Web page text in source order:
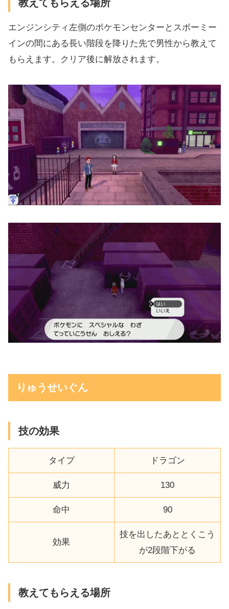
教えてもらえる場所
エンジンシティ左側のポケモンセンターとスボーミー
インの間にある長い階段を降りた先で男性から教えて
もらえます。クリア後に解放されます。
りゅうせいぐん
技の効果
タイプ ドラゴン
威力 130
命中 90
効果
技を出したあととくこう
が2段階下がる
教えてもらえる場所